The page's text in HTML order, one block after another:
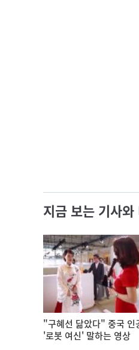
지금 보는 기사
"구혜선 닮았다" 중국 인
'로봇 여신' 말하는 영상